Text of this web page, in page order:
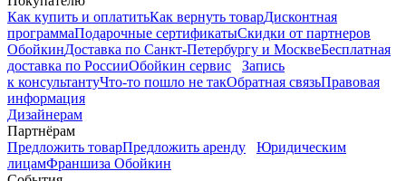
Как купить и оплатитьКак вернуть товарДисконтная
программаПодарочные сертификатыСкидки от партнеров
ОбойкинДоставка по Санкт-Петербургу и МосквеБесплатная
доставка по РоссииОбойкин сервис
Запись
к консультантуЧто-то пошло не такОбратная связьПравовая
информация
Дизайнерам
Партнёрам
Предложить товарПредложить аренду
Юридическим
лицамФраншиза Обойкин